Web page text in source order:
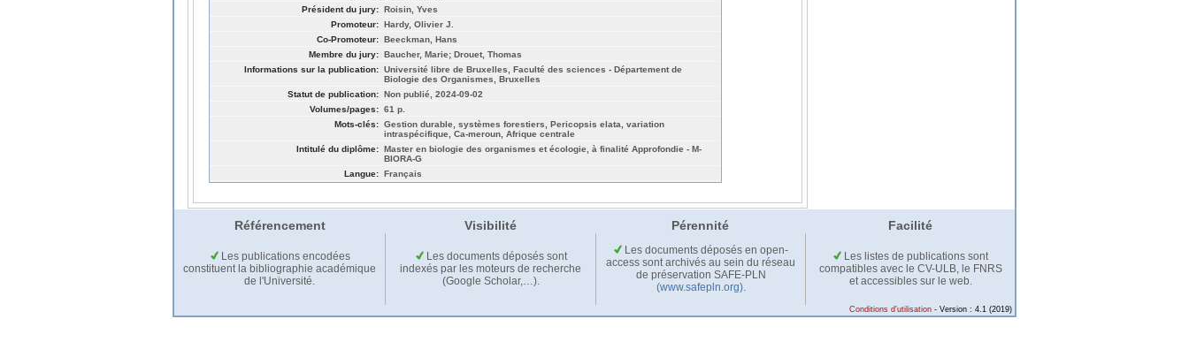
Président du jury: Roisin, Yves
Promoteur: Hardy, Olivier J.
Co-Promoteur: Beeckman, Hans
Membre du jury: Baucher, Marie; Drouet, Thomas
Informations sur la publication: Université libre de Bruxelles, Faculté des sciences - Département de
Biologie des Organismes, Bruxelles
Statut de publication: Non publié, 2024-09-02
Volumes/pages: 61 p.
Mots-clés: Gestion durable, systèmes forestiers, Pericopsis elata, variation
intraspécifique, Ca-meroun, Afrique centrale
Intitulé du diplôme: Master en biologie des organismes et écologie, à finalité Approfondie - M-
BIORA-G
Langue: Français
Référencement Visibilité Pérennité Facilité
Les publications encodées
constituent la bibliographie académique
de l'Université.
Les documents déposés sont
indexés par les moteurs de recherche
(Google Scholar,…).
Les documents déposés en open-
access sont archivés au sein du réseau
de préservation SAFE-PLN
(www.safepln.org).
Les listes de publications sont
compatibles avec le CV-ULB, le FNRS
et accessibles sur le web.
Conditions d'utilisation - Version : 4.1 (2019)